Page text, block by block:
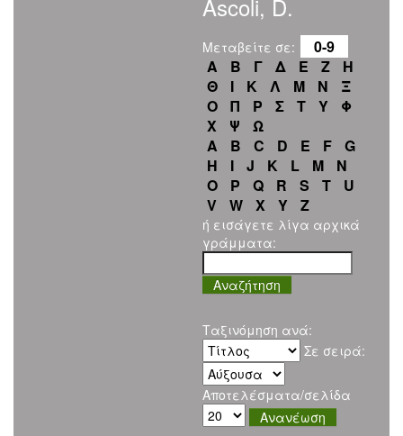
Ascoli, D.
Μεταβείτε σε:
0-9
Α
Β Γ Δ Ε Ζ
Η
Θ
Ι Κ Λ Μ Ν
Ξ
Ο
Π Ρ Σ Τ Υ
Φ
Χ
Ψ
Ω
A
B C D E F
G
H
I J K L M
N
O
P Q R S T
U
V
W X Y Z
ή εισάγετε λίγα αρχικά
γράμματα:
Ταξινόμηση ανά:
Σε σειρά:
Αποτελέσματα/σελίδα